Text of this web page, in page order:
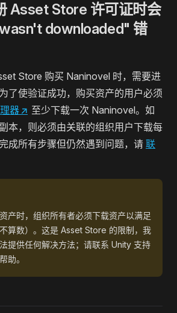
Asset Store 许可证时会
downloaded" 错
Store 购买 Naninovel 时，需要进
了使验证成功，购买资产的用户必须
器↗ 至少下载一次 Naninovel。如
本，则必须由关联的组织用户下载每
成所有步骤但仍然遇到问题，请 联
产时，组织所有者必须下载资产以满足
算数）。这是 Asset Store 的限制，我
提供任何解决方法；请联系 Unity 支持
助。